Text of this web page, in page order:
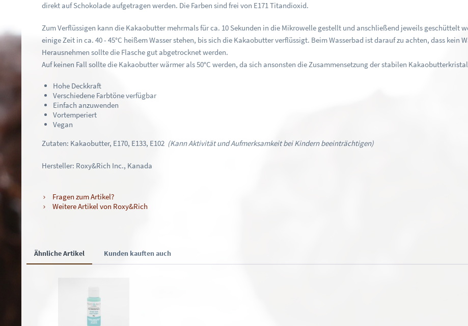
direkt auf Schokolade aufgetragen werden. Die Farben sind frei von E171 Titandioxid.
Zum Verflüssigen kann die Kakaobutter mehrmals für ca. 10 Sekunden in die Mikrowelle gestellt und anschließend jeweils geschüttelt
einige Zeit in ca. 40 - 45°C heißem Wasser stehen, bis sich die Kakaobutter verflüssigt. Beim Wasserbad ist darauf zu achten, dass kein
Herausnehmen sollte die Flasche gut abgetrocknet werden.
Auf keinen Fall sollte die Kakaobutter wärmer als 50°C werden, da sich ansonsten die Zusammensetzung der stabilen
Hohe Deckkraft
Verschiedene Farbtöne verfügbar
Einfach anzuwenden
Vortemperiert
Vegan
Zutaten: Kakaobutter, E170, E133, E102 (Kann Aktivität und Aufmerksamkeit bei Kindern beeinträchtigen)
Hersteller: Roxy&Rich Inc., Kanada
Fragen zum Artikel?
Weitere Artikel von Roxy&Rich
Ähnliche Artikel Kunden kauften auch